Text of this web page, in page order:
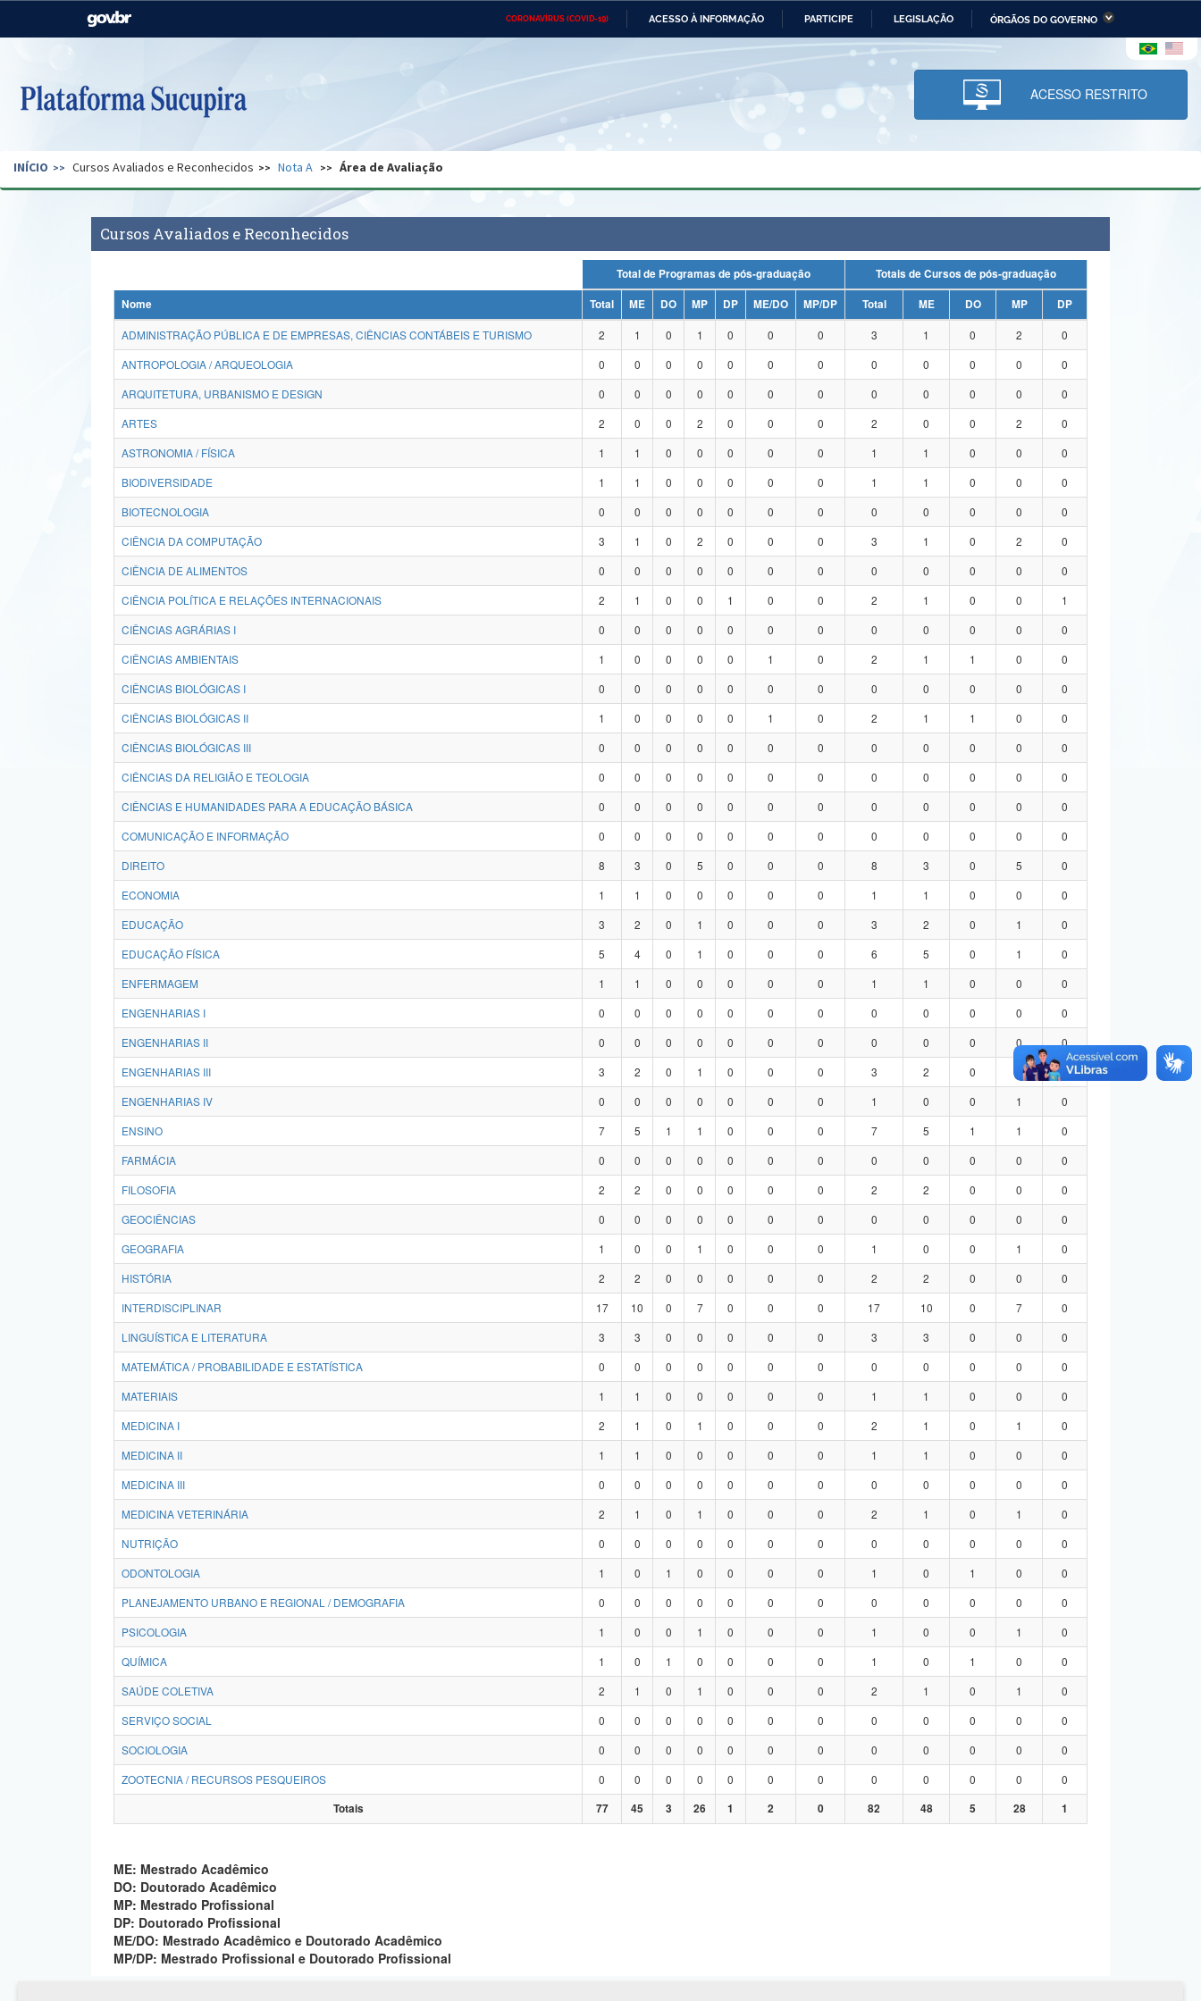
CORONAVÍRUS (COVID-19) ACESSO À INFORMAÇÃO PARTICIPE LEGISLAÇÃO ÓRGÃOS DO GOVERNO
Casa Civil Ministério das Relações Ministério da Economia Ministério da Infraestrutura
Pecuária e Abastecimento
Ministério da Ciência,
Tecnologia, Inovações e
Comunicações
Ministério do Desenvolvimento
Regional e dos Direitos Humanos
Secretaria de Governo Gabinete de Segurança Advocacia-Geral da União Banco Central do Brasil Planalto
ACESSO RESTRITO
INÍCIO Cursos Avaliados e Reconhecidos Nota A Área de Avaliação
Cursos Avaliados e Reconhecidos
Total de Programas de pós-graduação
Totais de Cursos de pós-graduação
Nome
Total ME DO MP DP ME/DO MP/DP Total ME DO MP
DP
ADMINISTRAÇÃO PÚBLICA E DE EMPRESAS, CIÊNCIAS CONTÁBEIS E TURISMO
2 1 0 1 0 0 0 3 1 0 2
0
ANTROPOLOGIA / ARQUEOLOGIA
0 0 0 0 0 0 0 0 0 0 0
0
ARQUITETURA, URBANISMO E DESIGN
0 0 0 0 0 0 0 0 0 0 0
0
ARTES
2 0 0 2 0 0 0 2 0 0 2
0
ASTRONOMIA / FÍSICA
1 1 0 0 0 0 0 1 1 0 0
0
BIODIVERSIDADE
1 1 0 0 0 0 0 1 1 0 0
0
BIOTECNOLOGIA
0 0 0 0 0 0 0 0 0 0 0
0
CIÊNCIA DA COMPUTAÇÃO
3 1 0 2 0 0 0 3 1 0 2
0
CIÊNCIA DE ALIMENTOS
0 0 0 0 0 0 0 0 0 0 0
0
CIÊNCIA POLÍTICA E RELAÇÕES INTERNACIONAIS
2 1 0 0 1 0 0 2 1 0 0
1
CIÊNCIAS AGRÁRIAS I
0 0 0 0 0 0 0 0 0 0 0
0
CIÊNCIAS AMBIENTAIS
1 0 0 0 0 1 0 2 1 1 0
0
CIÊNCIAS BIOLÓGICAS I
0 0 0 0 0 0 0 0 0 0 0
0
CIÊNCIAS BIOLÓGICAS II
1 0 0 0 0 1 0 2 1 1 0
0
CIÊNCIAS BIOLÓGICAS III
0 0 0 0 0 0 0 0 0 0 0
0
CIÊNCIAS DA RELIGIÃO E TEOLOGIA
0 0 0 0 0 0 0 0 0 0 0
0
CIÊNCIAS E HUMANIDADES PARA A EDUCAÇÃO BÁSICA
0 0 0 0 0 0 0 0 0 0 0
0
COMUNICAÇÃO E INFORMAÇÃO
0 0 0 0 0 0 0 0 0 0 0
0
DIREITO
8 3 0 5 0 0 0 8 3 0 5
0
ECONOMIA
1 1 0 0 0 0 0 1 1 0 0
0
EDUCAÇÃO
3 2 0 1 0 0 0 3 2 0 1
0
EDUCAÇÃO FÍSICA
5 4 0 1 0 0 0 6 5 0 1
0
ENFERMAGEM
1 1 0 0 0 0 0 1 1 0 0
0
ENGENHARIAS I
0 0 0 0 0 0 0 0 0 0 0
0
ENGENHARIAS II
0 0 0 0 0 0 0 0 0 0 0
0
ENGENHARIAS III
3 2 0 1 0 0 0 3 2 0
0
ENGENHARIAS IV
0 0 0 0 0 0 0 1 0 0 1
0
ENSINO
7 5 1 1 0 0 0 7 5 1 1
0
FARMÁCIA
0 0 0 0 0 0 0 0 0 0 0
0
FILOSOFIA
2 2 0 0 0 0 0 2 2 0 0
0
GEOCIÊNCIAS
0 0 0 0 0 0 0 0 0 0 0
0
GEOGRAFIA
1 0 0 1 0 0 0 1 0 0 1
0
HISTÓRIA
2 2 0 0 0 0 0 2 2 0 0
0
INTERDISCIPLINAR
17 10 0 7 0 0 0 17 10 0 7
0
LINGUÍSTICA E LITERATURA
3 3 0 0 0 0 0 3 3 0 0
0
MATEMÁTICA / PROBABILIDADE E ESTATÍSTICA
0 0 0 0 0 0 0 0 0 0 0
0
MATERIAIS
1 1 0 0 0 0 0 1 1 0 0
0
MEDICINA I
2 1 0 1 0 0 0 2 1 0 1
0
MEDICINA II
1 1 0 0 0 0 0 1 1 0 0
0
MEDICINA III
0 0 0 0 0 0 0 0 0 0 0
0
MEDICINA VETERINÁRIA
2 1 0 1 0 0 0 2 1 0 1
0
NUTRIÇÃO
0 0 0 0 0 0 0 0 0 0 0
0
ODONTOLOGIA
1 0 1 0 0 0 0 1 0 1 0
0
PLANEJAMENTO URBANO E REGIONAL / DEMOGRAFIA
0 0 0 0 0 0 0 0 0 0 0
0
PSICOLOGIA
1 0 0 1 0 0 0 1 0 0 1
0
QUÍMICA
1 0 1 0 0 0 0 1 0 1 0
0
SAÚDE COLETIVA
2 1 0 1 0 0 0 2 1 0 1
0
SERVIÇO SOCIAL
0 0 0 0 0 0 0 0 0 0 0
0
SOCIOLOGIA
0 0 0 0 0 0 0 0 0 0 0
0
ZOOTECNIA / RECURSOS PESQUEIROS
0 0 0 0 0 0 0 0 0 0 0
0
Totais
77 45 3 26 1 2 0 82 48 5 28 1
ME: Mestrado Acadêmico
DO: Doutorado Acadêmico
MP: Mestrado Profissional
DP: Doutorado Profissional
ME/DO: Mestrado Acadêmico e Doutorado Acadêmico
MP/DP: Mestrado Profissional e Doutorado Profissional